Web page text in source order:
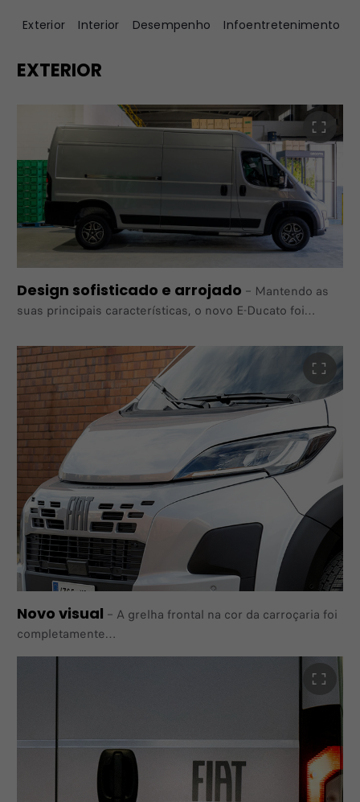
Exterior Interior Desempenho Infoentretenimento
EXTERIOR
Design sofisticado e arrojado – Mantendo as
suas principais características, o novo E-Ducato foi
missões.
O que é inovador no interior reflete-se numa
personalidade forte e arrojada no exterior.
Novo visual – A grelha frontal na cor da carroçaria foi
completamente
redesenhada, oferecendo ao seu E-Ducato um novo